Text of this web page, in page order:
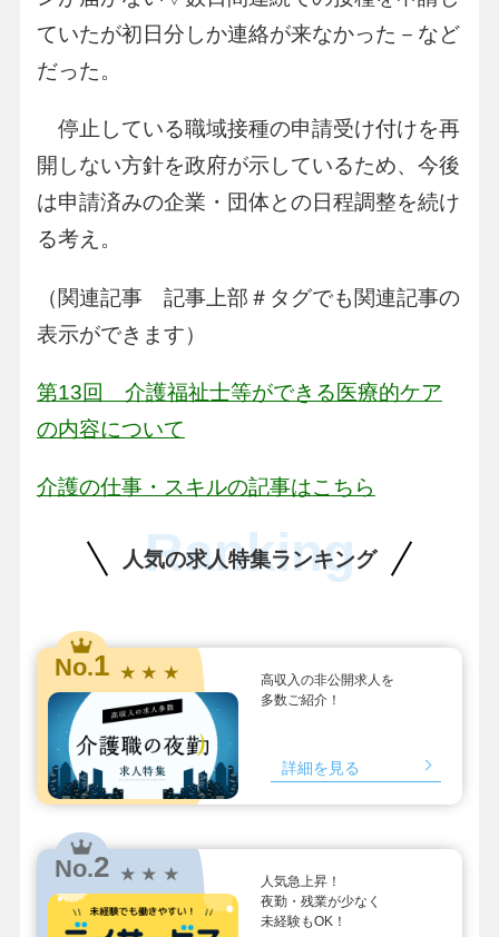
ていたが初日分しか連絡が来なかった－など
だった。
停止している職域接種の申請受け付けを再
開しない方針を政府が示しているため、今後
は申請済みの企業・団体との日程調整を続け
る考え。
（関連記事 記事上部＃タグでも関連記事の
表示ができます）
第13回 介護福祉士等ができる医療的ケア
の内容について
介護の仕事・スキルの記事はこちら
人気の求人特集ランキング
Ranking
No.1 ★ ★ ★
高収入の非公開求人を
多数ご紹介！
詳細を見る
No.2 ★ ★ ★
人気急上昇！
夜勤・残業が少なく
未経験もOK！